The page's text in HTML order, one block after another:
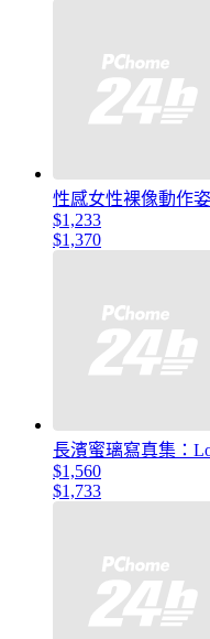
性感女性裸像動作
$1,233
$1,370
長濱蜜璃寫真集：
$1,560
$1,733